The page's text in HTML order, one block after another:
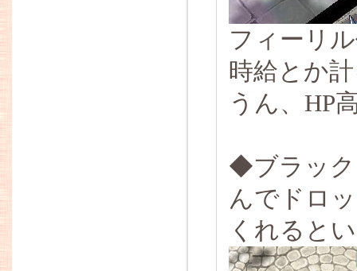
フィーリ
時給とか
うん、HP
◆ブラッ
んでドロ
くれると